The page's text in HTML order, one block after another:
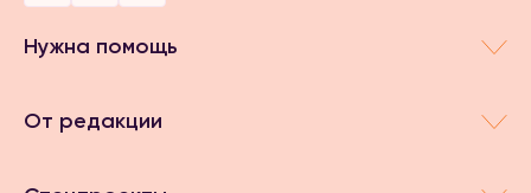
Нужна помощь
От редакции